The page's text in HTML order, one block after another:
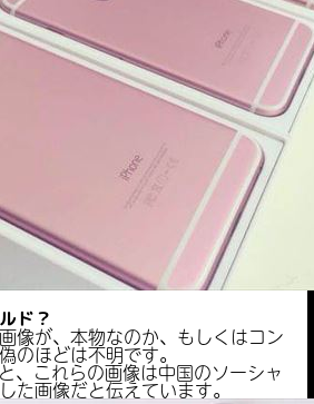
ド？
像が、本物なのか、もしくはコン
のほどは不明です。
これらの画像は中国のソーシャ
た画像だと伝えています。